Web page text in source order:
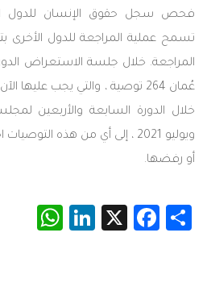
فحص سجل حقوق الإنسان للدول
تسمح عملية المراجعة للدول الأخرى
المراجعة. خلال جلسة الاستعراض
عُمان 264 توصية ، والتي يجب
خلال الدورة السابعة والأربعين
ويوليو 2021 ، إلى أي من هذه
أو رفضها.
Share
Facebook
X